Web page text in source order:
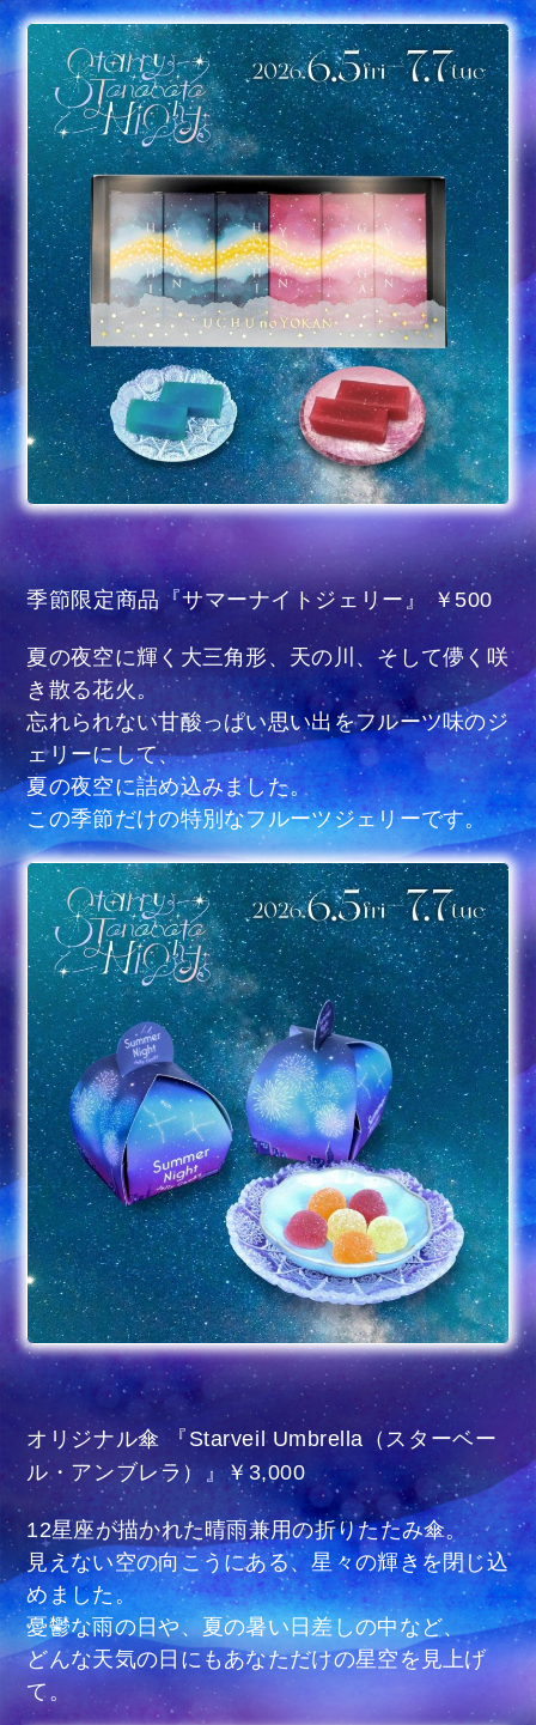
季節限定商品『サマーナイトジェリー』 ￥500
夏の夜空に輝く大三角形、天の川、そして儚く咲
き散る花火。
忘れられない甘酸っぱい思い出をフルーツ味のジ
ェリーにして、
夏の夜空に詰め込みました。
この季節だけの特別なフルーツジェリーです。
オリジナル傘 『Starveil Umbrella（スターベー
ル・アンブレラ）』￥3,000
12星座が描かれた晴雨兼用の折りたたみ傘。
見えない空の向こうにある、星々の輝きを閉じ込
めました。
憂鬱な雨の日や、夏の暑い日差しの中など、
どんな天気の日にもあなただけの星空を見上げ
て。